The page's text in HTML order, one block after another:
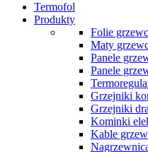
Termofol
Produkty
Folie
Maty
Panele
Panele
Grzejniki
Grzejniki
Kominki
Kable